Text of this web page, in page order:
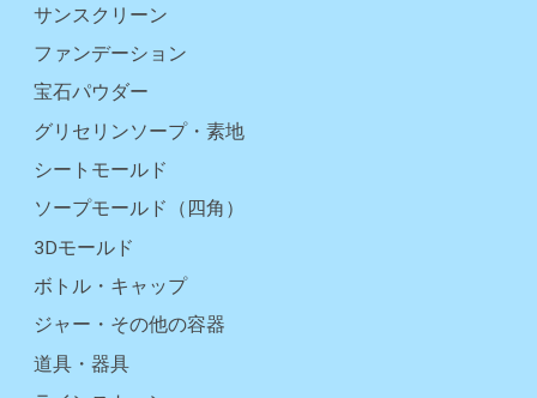
サンスクリーン
ファンデーション
宝石パウダー
グリセリンソープ・素地
シートモールド
ソープモールド（四角）
3Dモールド
ボトル・キャップ
ジャー・その他の容器
道具・器具